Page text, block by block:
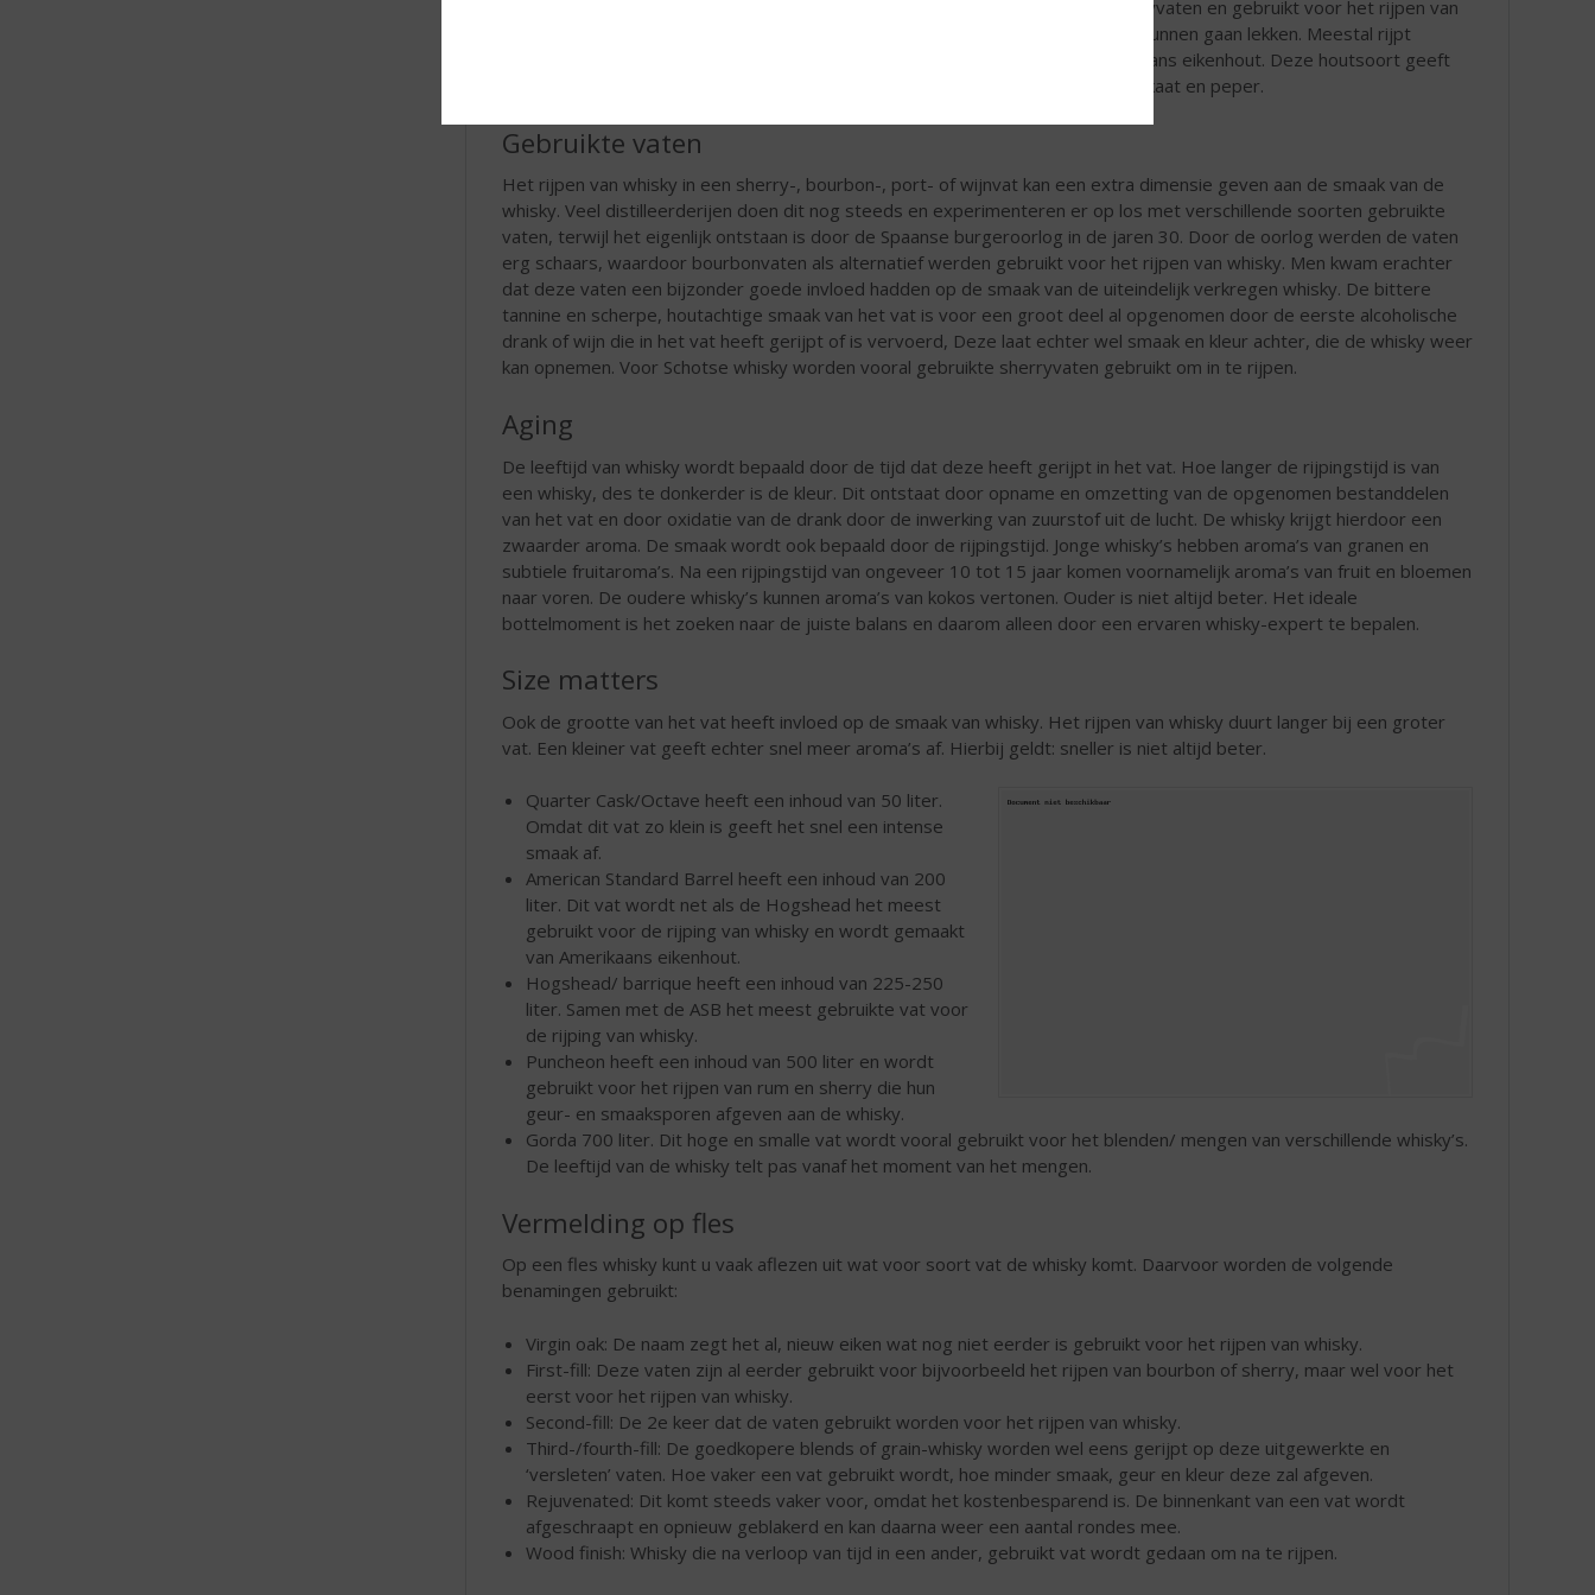
Japans eikenhout: dit wordt gebruikt voor het produceren van Japanse whiskyvaten en gebruikt voor het rijpen van
Japanse whisky. Deze houtsoort is zacht en zeer poreus, waardoor ze snel kunnen gaan lekken. Meestal rijpt
Japanse whisky eerst op bourbon- of sherryvaten en daarna in vaten van Japans eikenhout. Deze houtsoort geeft
vooral smaken af als vanille, honing, fruit, bloesem en kruiden zoals nootmuskaat en peper.
Gebruikte vaten
Het rijpen van whisky in een sherry-, bourbon-, port- of wijnvat kan een extra dimensie geven aan de smaak van de
whisky. Veel distilleerderijen doen dit nog steeds en experimenteren er op los met verschillende soorten gebruikte
vaten, terwijl het eigenlijk ontstaan is door de Spaanse burgeroorlog in de jaren 30. Door de oorlog werden de vaten
erg schaars, waardoor bourbonvaten als alternatief werden gebruikt voor het rijpen van whisky. Men kwam erachter
dat deze vaten een bijzonder goede invloed hadden op de smaak van de uiteindelijk verkregen whisky. De bittere
tannine en scherpe, houtachtige smaak van het vat is voor een groot deel al opgenomen door de eerste alcoholische
drank of wijn die in het vat heeft gerijpt of is vervoerd, Deze laat echter wel smaak en kleur achter, die de whisky weer
kan opnemen. Voor Schotse whisky worden vooral gebruikte sherryvaten gebruikt om in te rijpen.
Aging
De leeftijd van whisky wordt bepaald door de tijd dat deze heeft gerijpt in het vat. Hoe langer de rijpingstijd is van
een whisky, des te donkerder is de kleur. Dit ontstaat door opname en omzetting van de opgenomen bestanddelen
van het vat en door oxidatie van de drank door de inwerking van zuurstof uit de lucht. De whisky krijgt hierdoor een
zwaarder aroma. De smaak wordt ook bepaald door de rijpingstijd. Jonge whisky’s hebben aroma’s van granen en
subtiele fruitaroma’s. Na een rijpingstijd van ongeveer 10 tot 15 jaar komen voornamelijk aroma’s van fruit en bloemen
naar voren. De oudere whisky’s kunnen aroma’s van kokos vertonen. Ouder is niet altijd beter. Het ideale
bottelmoment is het zoeken naar de juiste balans en daarom alleen door een ervaren whisky-expert te bepalen.
Size matters
Ook de grootte van het vat heeft invloed op de smaak van whisky. Het rijpen van whisky duurt langer bij een groter
vat. Een kleiner vat geeft echter snel meer aroma’s af. Hierbij geldt: sneller is niet altijd beter.
Quarter Cask/Octave heeft een inhoud van 50 liter.
Omdat dit vat zo klein is geeft het snel een intense
smaak af.
American Standard Barrel heeft een inhoud van 200
liter. Dit vat wordt net als de Hogshead het meest
gebruikt voor de rijping van whisky en wordt gemaakt
van Amerikaans eikenhout.
Hogshead/ barrique heeft een inhoud van 225-250
liter. Samen met de ASB het meest gebruikte vat voor
de rijping van whisky.
Puncheon heeft een inhoud van 500 liter en wordt
gebruikt voor het rijpen van rum en sherry die hun
geur- en smaaksporen afgeven aan de whisky.
Gorda 700 liter. Dit hoge en smalle vat wordt vooral gebruikt voor het blenden/ mengen van verschillende whisky’s.
De leeftijd van de whisky telt pas vanaf het moment van het mengen.
Vermelding op fles
Op een fles whisky kunt u vaak aflezen uit wat voor soort vat de whisky komt. Daarvoor worden de volgende
benamingen gebruikt:
Virgin oak: De naam zegt het al, nieuw eiken wat nog niet eerder is gebruikt voor het rijpen van whisky.
First-fill: Deze vaten zijn al eerder gebruikt voor bijvoorbeeld het rijpen van bourbon of sherry, maar wel voor het
eerst voor het rijpen van whisky.
Second-fill: De 2e keer dat de vaten gebruikt worden voor het rijpen van whisky.
Third-/fourth-fill: De goedkopere blends of grain-whisky worden wel eens gerijpt op deze uitgewerkte en
‘versleten’ vaten. Hoe vaker een vat gebruikt wordt, hoe minder smaak, geur en kleur deze zal afgeven.
Rejuvenated: Dit komt steeds vaker voor, omdat het kostenbesparend is. De binnenkant van een vat wordt
afgeschraapt en opnieuw geblakerd en kan daarna weer een aantal rondes mee.
Wood finish: Whisky die na verloop van tijd in een ander, gebruikt vat wordt gedaan om na te rijpen.